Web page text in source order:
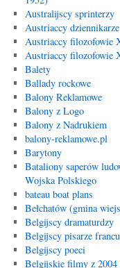
Australijscy sprinterzy
Austriaccy dziennikarze
Austriaccy filozofowie
Austriaccy filozofowie
Balety
Ballady rockowe
Balony Reklamowe
Balony z Logo
Balony z Nadrukiem
balony-reklamowe.pl
Barytony
Bataliony saperów
Wojska Polskiego
bateau boat plans
Bełchatów (gmina
Belgijscy dramaturdzy
Belgijscy pisarze
Belgijscy poeci
Belgijskie filmy z 2004